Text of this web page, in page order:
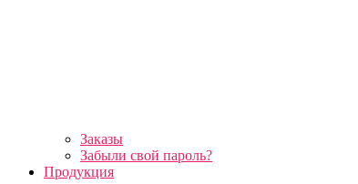
Заказы
Забыли свой пароль?
Продукция